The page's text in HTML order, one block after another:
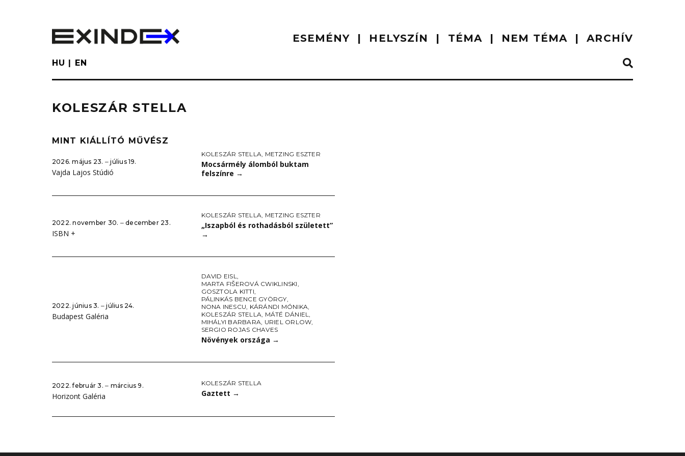
ESEMÉNY HELYSZÍN TÉMA NEM TÉMA ARCHÍV
HU EN
KOLESZÁR STELLA
MINT KIÁLLÍTÓ MŰVÉSZ
2026. május 23. ‒ július 19.
Vajda Lajos Stúdió
KOLESZÁR STELLA, METZING ESZTER
Mocsármély álomból buktam
felszínre →
2022. november 30. ‒ december 23.
ISBN +
KOLESZÁR STELLA, METZING ESZTER
„Iszapból és rothadásból született”
→
2022. június 3. ‒ július 24.
Budapest Galéria
DAVID EISL,
MARTA FIŠEROVÁ CWIKLINSKI,
GOSZTOLA KITTI,
PÁLINKÁS BENCE GYÖRGY,
NONA INESCU, KÁRÁNDI MÓNIKA,
KOLESZÁR STELLA, MÁTÉ DÁNIEL,
MIHÁLYI BARBARA, URIEL ORLOW,
SERGIO ROJAS CHAVES
Növények országa →
2022. február 3. ‒ március 9.
Horizont Galéria
KOLESZÁR STELLA
Gaztett →